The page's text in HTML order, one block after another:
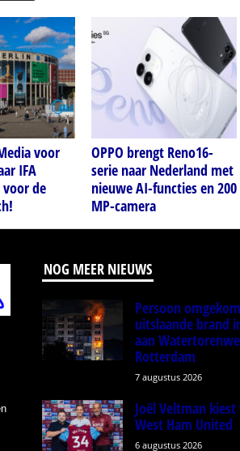
voor
IFA
de
OPPO brengt Reno16-
serie naar Nederland met
nieuwe AI-functies en 200
MP-camera
NOG MEER NIEUWS
Persoon
uitslaande brand
aan
Rotterdam
7 augustus 2026
Joël Veltman
West Ham United
6 augustus 2026